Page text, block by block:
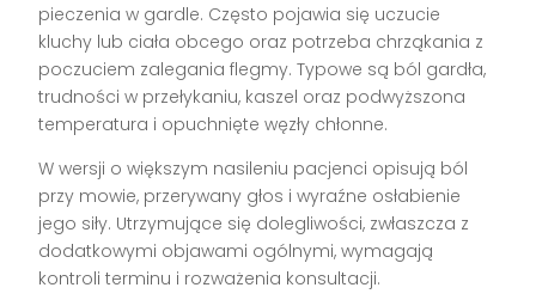
pieczenia w gardle. Często pojawia się uczucie
kluchy lub ciała obcego oraz potrzeba chrząkania z
poczuciem zalegania flegmy. Typowe są ból gardła,
trudności w przełykaniu, kaszel oraz podwyższona
temperatura i opuchnięte węzły chłonne.
W wersji o większym nasileniu pacjenci opisują ból
przy mowie, przerywany głos i wyraźne osłabienie
jego siły. Utrzymujące się dolegliwości, zwłaszcza z
dodatkowymi objawami ogólnymi, wymagają
kontroli terminu i rozważenia konsultacji.